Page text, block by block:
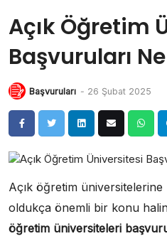
Açık Öğretim
Başvuruları
Başvuruları - 26 Şubat 2025
Açık öğretim
oldukça önemli bir konu
öğretim üniversiteleri